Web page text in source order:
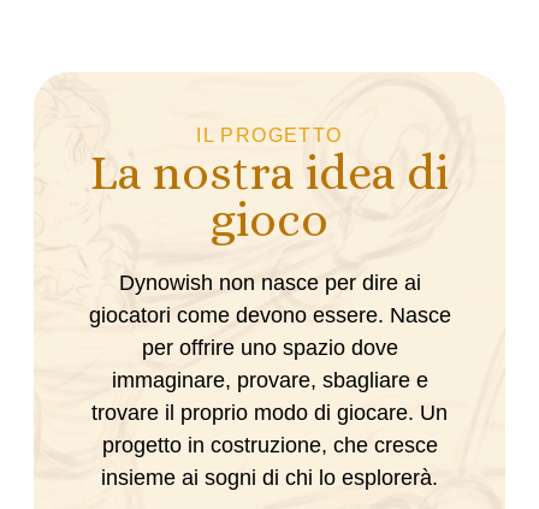
IL PROGETTO
La nostra idea di
gioco
Dynowish non nasce per dire ai
giocatori come devono essere. Nasce
per offrire uno spazio dove
immaginare, provare, sbagliare e
trovare il proprio modo di giocare. Un
progetto in costruzione, che cresce
insieme ai sogni di chi lo esplorerà.